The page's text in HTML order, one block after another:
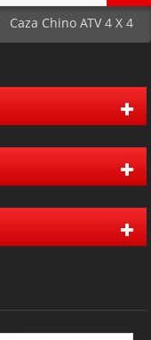
Caza Chino ATV 4 X 4